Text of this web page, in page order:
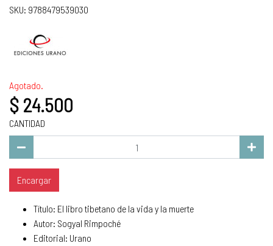
SKU: 9788479539030
Agotado.
$ 24.500
CANTIDAD
Encargar
Título: El libro tibetano de la vida y la muerte
Autor: Sogyal Rimpoché
Editorial: Urano